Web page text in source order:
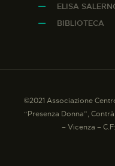
ELISA
BIBLIOTECA
©2021 Associazione
“Presenza Donna”,
– Vicenza –